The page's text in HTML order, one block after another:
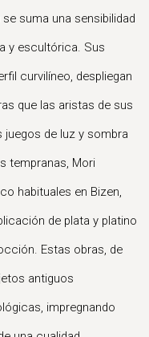
suma una sensibilidad
y escultórica. Sus
curvilíneo, despliegan
que las aristas de sus
de luz y sombra
tempranas, Mori
habituales en Bizen,
de plata y platino
Estas obras, de
antiguos
impregnando